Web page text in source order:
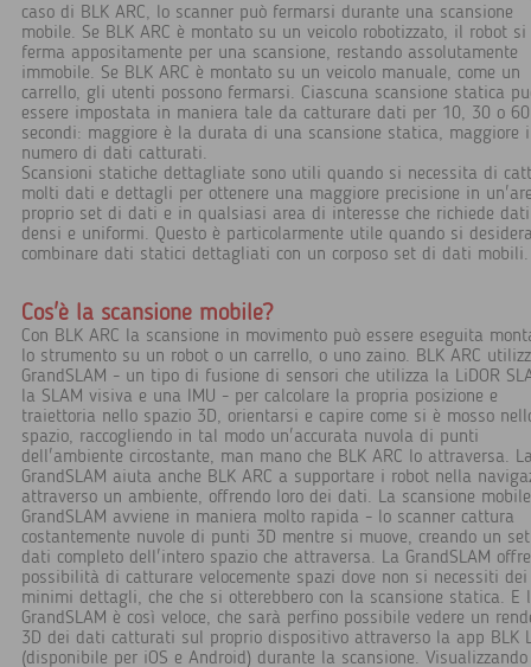
caso di BLK ARC, lo scanner può fermarsi durante una scansione
mobile. Se BLK ARC è montato su un veicolo robotizzato, il robot si
ferma appositamente per una scansione, restando assolutamente
immobile. Se BLK ARC è montato su un veicolo manuale, come un
carrello, gli utenti possono fermarsi. Ciascuna scansione statica
essere impostata in maniera tale da catturare dati per 10, 30 o 60
secondi: maggiore è la durata di una scansione statica, maggiore
numero di dati catturati.
Scansioni statiche dettagliate sono utili quando si necessita di
molti dati e dettagli per ottenere una maggiore precisione in
proprio set di dati e in qualsiasi area di interesse che richiede
densi e uniformi. Questo è particolarmente utile quando si
combinare dati statici dettagliati con un corposo set di dati mobili.
Cos'è la scansione mobile?
Con BLK ARC la scansione in movimento può essere eseguita
lo strumento su un robot o un carrello, o uno zaino. BLK ARC
GrandSLAM - un tipo di fusione di sensori che utilizza la LiDOR
la SLAM visiva e una IMU - per calcolare la propria posizione e
traiettoria nello spazio 3D, orientarsi e capire come si è mosso
spazio, raccogliendo in tal modo un'accurata nuvola di punti
dell'ambiente circostante, man mano che BLK ARC lo attraversa.
GrandSLAM aiuta anche BLK ARC a supportare i robot nella
attraverso un ambiente, offrendo loro dei dati. La scansione
GrandSLAM avviene in maniera molto rapida - lo scanner cattura
costantemente nuvole di punti 3D mentre si muove, creando un
dati completo dell'intero spazio che attraversa. La GrandSLAM
possibilità di catturare velocemente spazi dove non si necessiti dei
minimi dettagli, che che si otterebbero con la scansione statica. E
GrandSLAM è così veloce, che sarà perfino possibile vedere un
3D dei dati catturati sul proprio dispositivo attraverso la app BLK
(disponibile per iOS e Android) durante la scansione. Visualizzando